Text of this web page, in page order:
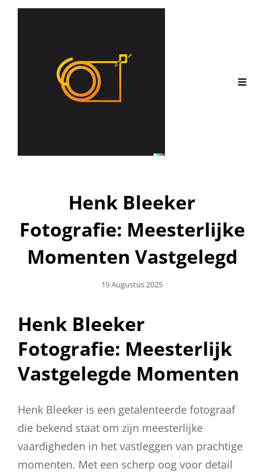
Henk Bleeker
Fotografie: Meesterlijke
Momenten Vastgelegd
Geplaatst
19 Augustus 2025
Henk Bleeker
Fotografie: Meesterlijk
Vastgelegde Momenten
Henk Bleeker is een getalenteerde fotograaf
die bekend staat om zijn meesterlijke
vaardigheden in het vastleggen van prachtige
momenten. Met een scherp oog voor detail